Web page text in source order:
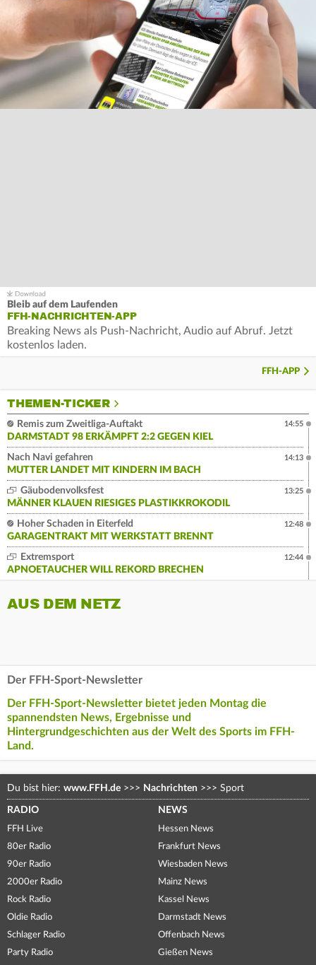
Bleib auf dem Laufenden
FFH-NACHRICHTEN-APP
Breaking News als Push-Nachricht, Audio auf Abruf. Jetzt
kostenlos laden.
FFH-APP
THEMEN-TICKER
Remis zum Zweitliga-Auftakt
DARMSTADT 98 ERKÄMPFT 2:2 GEGEN KIEL
14:55
Nach Navi gefahren
MUTTER LANDET MIT KINDERN IM BACH
14:13
Gäubodenvolksfest
MÄNNER KLAUEN RIESIGES PLASTIKKROKODIL
13:25
Hoher Schaden in Eiterfeld
GARAGENTRAKT MIT WERKSTATT BRENNT
12:48
Extremsport
APNOETAUCHER WILL REKORD BRECHEN
12:44
AUS DEM NETZ
Der FFH-Sport-Newsletter
Der FFH-Sport-Newsletter bietet jeden Montag die
spannendsten News, Ergebnisse und
Hintergrundgeschichten aus der Welt des Sports im FFH-
Land.
Du bist hier: www.FFH.de >>> Nachrichten >>> Sport
RADIO
FFH Live
80er Radio
90er Radio
2000er Radio
Rock Radio
Oldie Radio
Schlager Radio
Party Radio
NEWS
Hessen News
Frankfurt News
Wiesbaden News
Mainz News
Kassel News
Darmstadt News
Offenbach News
Gießen News